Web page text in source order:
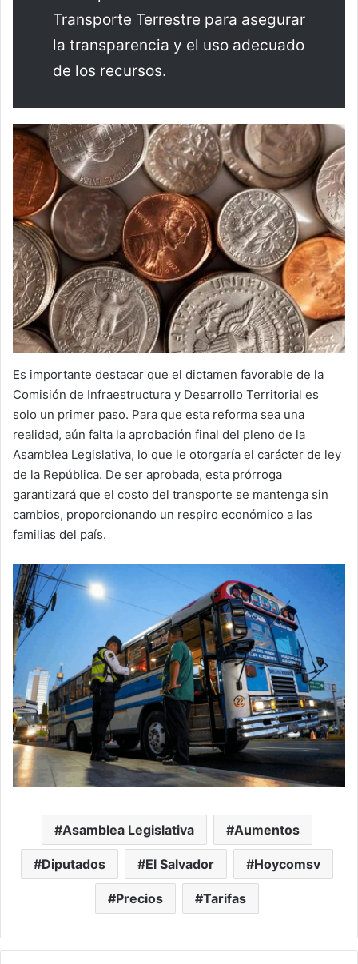
Transporte Terrestre para asegurar
la transparencia y el uso adecuado
de los recursos.
Es importante destacar que el dictamen favorable de la
Comisión de Infraestructura y Desarrollo Territorial es
solo un primer paso. Para que esta reforma sea una
realidad, aún falta la aprobación final del pleno de la
Asamblea Legislativa, lo que le otorgaría el carácter de ley
de la República. De ser aprobada, esta prórroga
garantizará que el costo del transporte se mantenga sin
cambios, proporcionando un respiro económico a las
familias del país.
Asamblea Legislativa Aumentos
Diputados El Salvador Hoycomsv
Precios Tarifas